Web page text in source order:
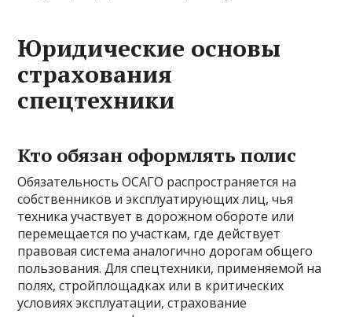
Юридические основы
страхования
спецтехники
Кто обязан оформлять полис
Обязательность ОСАГО распространяется на
собственников и эксплуатирующих лиц, чья
техника участвует в дорожном обороте или
перемещается по участкам, где действует
правовая система аналогично дорогам общего
пользования. Для спецтехники, применяемой на
полях, стройплощадках или в критических
условиях эксплуатации, страхование